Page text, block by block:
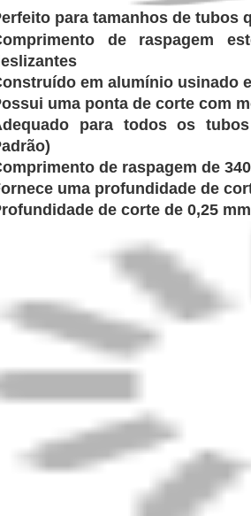
Caixa de madeira
de papelão padrão para
Transporte marítimo,
ajudá-lo a decidir
FEI é uma inovadora líder na
estrategicamente